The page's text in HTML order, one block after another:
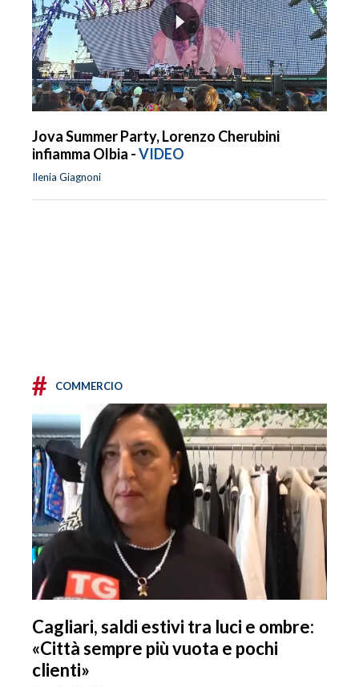
Jova Summer Party, Lorenzo Cherubini
infiamma Olbia -VIDEO
Ilenia Giagnoni
# COMMERCIO
Cagliari, saldi estivi tra luci e ombre:
«Città sempre più vuota e pochi
clienti»